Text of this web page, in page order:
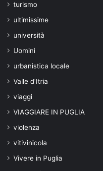
turismo
ultimissime
università
Uomini
urbanistica locale
Valle d'Itria
viaggi
VIAGGIARE IN PUGLIA
violenza
vitivinicola
Vivere in Puglia